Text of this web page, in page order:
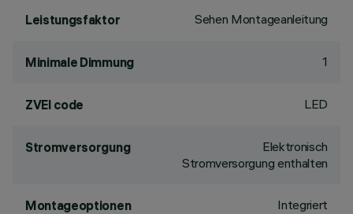
Leistungsfaktor Sehen Montageanleitung
Minimale Dimmung 1
ZVEI code LED
Stromversorgung
Elektronisch
Stromversorgung enthalten
Montageoptionen Integriert